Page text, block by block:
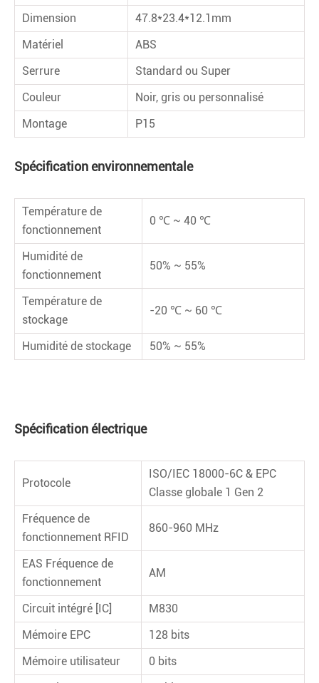
Dimension
47.8*23.4*12.1mm
Matériel
ABS
Serrure
Standard ou Super
Couleur
Noir, gris ou personnalisé
Montage
P15
Spécification environnementale
Température de
fonctionnement
0 ℃ ~ 40 ℃
Humidité de
fonctionnement
50% ~ 55%
Température de
stockage
-20 ℃ ~ 60 ℃
Humidité de stockage 50% ~ 55%
Spécification électrique
Protocole
ISO/IEC 18000-6C & EPC
Classe globale 1 Gen 2
Fréquence de
fonctionnement RFID
860-960 MHz
EAS Fréquence de
fonctionnement
AM
Circuit intégré [IC]
M830
Mémoire EPC
128 bits
Mémoire utilisateur
0 bits